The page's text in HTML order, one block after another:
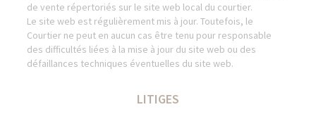
de vente répertoriés sur le site web local du courtier.
Le site web est régulièrement mis à jour. Toutefois, le
Courtier ne peut en aucun cas être tenu pour responsable
des difficultés liées à la mise à jour du site web ou des
défaillances techniques éventuelles du site web.
LITIGES